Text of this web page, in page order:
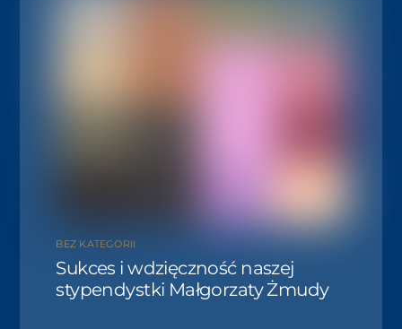
BEZ KATEGORII
Sukces i wdzięczność naszej
stypendystki Małgorzaty Żmudy